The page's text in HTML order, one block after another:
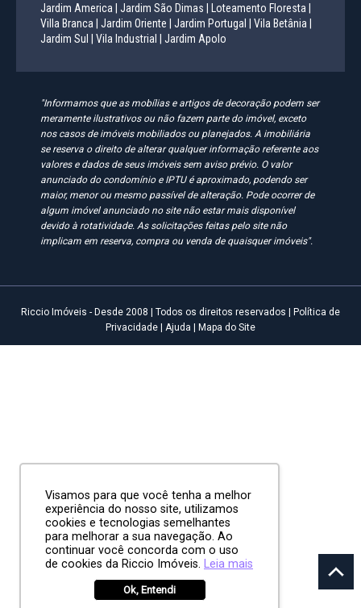
Jardim America |
Jardim São Dimas |
Loteamento Floresta |
Villa Branca |
Jardim Oriente | Jardim Portugal |
Vila Betânia |
Jardim Sul |
Vila Industrial | Jardim Apolo
"Informamos que as mobílias e artigos de decoração podem ser
meramente ilustrativos ou não fazem parte do imóvel, exceto
nos casos de imóveis mobiliados ou planejados. A imobiliária
se reserva o direito de alterar qualquer informação referente aos
valores e dados de seus imóveis sem aviso prévio. O valor
anunciado do condomínio e IPTU é aproximado, podendo ser
maior, menor ou mesmo passível de alteração. Pode ocorrer de
algum imóvel anunciado no site não estar mais disponível
devido à rotatividade. As solicitações feitas pelo site não
implicam em reserva, compra ou venda de quaisquer imóveis".
Riccio Imóveis - Desde 2008 | Todos os direitos reservados | Política de
Privacidade | Ajuda | Mapa do Site
Visamos para que você tenha a melhor
experiência do nosso site, utilizamos
cookies e tecnologias semelhantes
para melhorar a sua navegação. Ao
continuar você concorda com o uso
de cookies da Riccio Imóveis. Leia mais
Ok, Entendi